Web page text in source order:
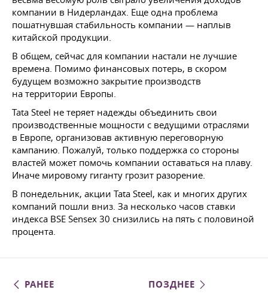
компании в Нидерландах. Еще одна проблема
пошатнувшая стабильность компании — наплыв
китайской продукции.
В общем, сейчас для компании настали не лучшие
времена. Помимо финансовых потерь, в скором
будущем возможно закрытие производств
на территории Европы.
Tata Steel не теряет надежды объединить свои
производственные мощности с ведущими отраслями
в Европе, организовав активную переговорную
кампанию. Пожалуй, только поддержка со стороны
властей может помочь компании оставаться на плаву.
Иначе мировому гиганту грозит разорение.
В понедельник, акции Tata Steel, как и многих других
компаний пошли вниз. За несколько часов ставки
индекса BSE Sensex 30 снизились на пять с половиной
процента.
РАНЕЕ ПОЗДНЕЕ